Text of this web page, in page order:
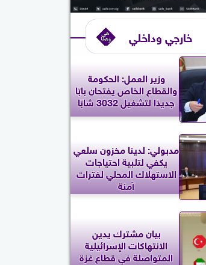
خارجي وداخلي
وزير العمل: الحكومة
والقطاع الخاص يفتحان بابًا
جديدًا لتشغيل 3032 شابًا
مدبولي: لدينا مخزون سلعي
يكفي لتلبية احتياجات
الاستهلاك المحلي لفترات
آمنة
بيان مشترك يدين
الانتهاكات الإسرائيلية
المتواصلة في قطاع غزة